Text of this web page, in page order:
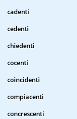
cadenti
cedenti
chiedenti
cocenti
coincidenti
compiacenti
concrescenti